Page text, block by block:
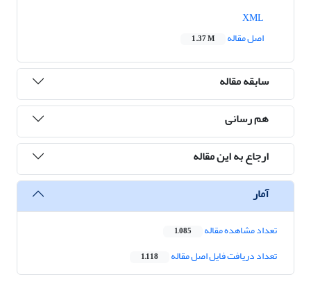
اصل مقاله
1.37 M
سابقه مقاله
هم رسانی
ارجاع به این مقاله
آمار
تعداد مشاهده مقاله 1,085
تعداد دریافت فایل اصل مقاله 1,118